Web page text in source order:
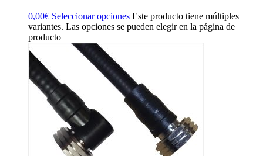
0,00€ Seleccionar opciones Este producto tiene múltiples
variantes. Las opciones se pueden elegir en la página de
producto